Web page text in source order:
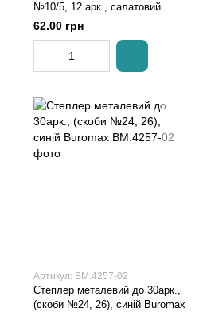
№10/5, 12 арк., салатовий
Axent
62.00 грн
Артикул: BM.4257-02
Степлер металевий до 30арк.,
(скоби №24, 26), синій Buromax